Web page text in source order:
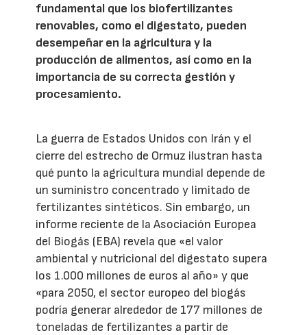
fundamental que los biofertilizantes
renovables, como el digestato, pueden
desempeñar en la agricultura y la
producción de alimentos, así como en la
importancia de su correcta gestión y
procesamiento.
La guerra de Estados Unidos con Irán y el
cierre del estrecho de Ormuz ilustran hasta
qué punto la agricultura mundial depende de
un suministro concentrado y limitado de
fertilizantes sintéticos. Sin embargo, un
informe reciente de la Asociación Europea
del Biogás (EBA) revela que «el valor
ambiental y nutricional del digestato supera
los 1.000 millones de euros al año» y que
«para 2050, el sector europeo del biogás
podría generar alrededor de 177 millones de
toneladas de fertilizantes a partir de